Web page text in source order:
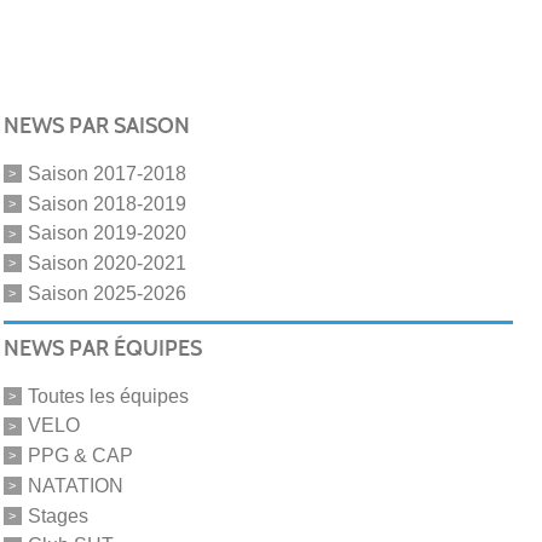
NEWS PAR SAISON
Saison 2017-2018
Saison 2018-2019
Saison 2019-2020
Saison 2020-2021
Saison 2025-2026
NEWS PAR ÉQUIPES
Toutes les équipes
VELO
PPG & CAP
NATATION
Stages